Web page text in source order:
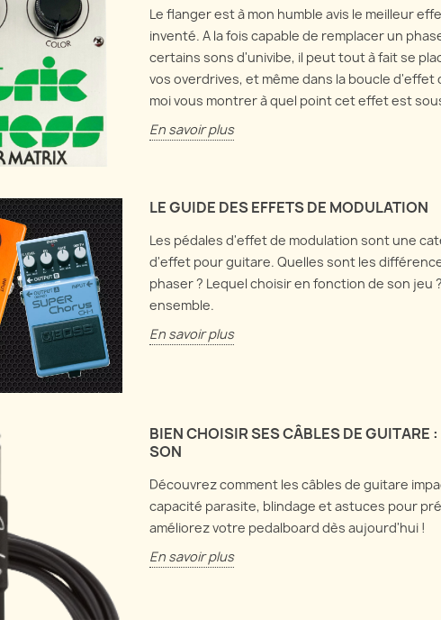
Le flanger est à mon humble avis le meilleur
inventé. A la fois capable de remplacer un
certains sons d'univibe, il peut tout à fait se
vos overdrives, et même dans la boucle d'effet
moi vous montrer à quel point cet effet est
En savoir plus
LE GUIDE DES EFFETS DE MODULATION
Les pédales d'effet de modulation sont une
d'effet pour guitare. Quelles sont les
phaser ? Lequel choisir en fonction de son jeu
ensemble.
En savoir plus
BIEN CHOISIR SES CÂBLES DE GUITARE
SON
Découvrez comment les câbles de guitare
capacité parasite, blindage et astuces pour
améliorez votre pedalboard dès aujourd'hui !
En savoir plus